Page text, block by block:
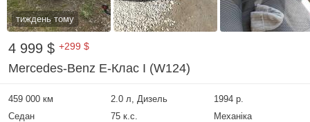
тиждень тому
4 999 $ +299 $
Mercedes-Benz E-Клас I (W124)
459 000 км 2.0 л, Дизель
1994 р.
Седан
75 к.с.
Механіка